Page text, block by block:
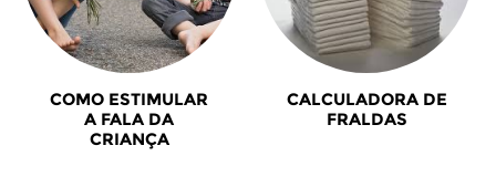
COMO ESTIMULAR
A FALA DA
CRIANÇA
CALCULADORA DE
FRALDAS